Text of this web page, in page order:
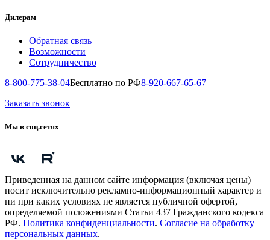
Дилерам
Обратная связь
Возможности
Сотрудничество
8-800-775-38-04Бесплатно по РФ8-920-667-65-67
Заказать звонок
Мы в соц.сетях
Приведенная на данном сайте информация (включая цены)
носит исключительно рекламно-информационный характер и
ни при каких условиях не является публичной офертой,
определяемой положениями Статьи 437 Гражданского кодекса
РФ. Политика конфиденциальности. Согласие на обработку
персональных данных.